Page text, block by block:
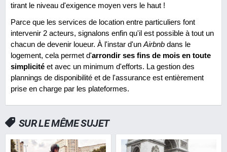
tirant le niveau d'exigence moyen vers le haut !
Parce que les services de location entre particuliers font
intervenir 2 acteurs, signalons enfin qu'il est possible à tout un
chacun de devenir loueur. À l'instar d'un Airbnb dans le
logement, cela permet d'arrondir ses fins de mois en toute
simplicité et avec un minimum d'efforts. La gestion des
plannings de disponibilité et de l'assurance est entièrement
prise en charge par les plateformes.
SUR LE MÊME SUJET